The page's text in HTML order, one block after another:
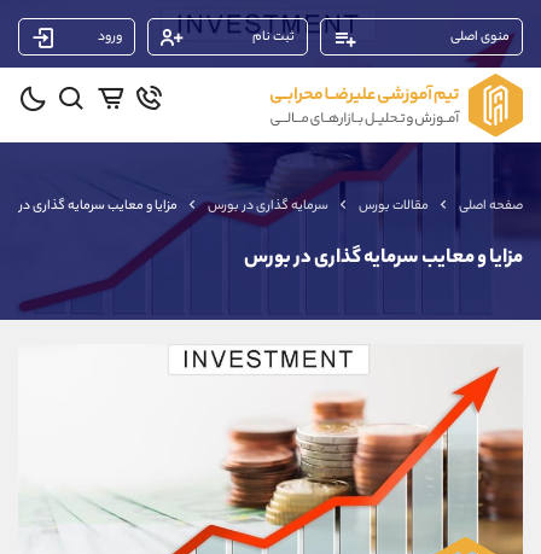
منوی اصلی ثبت نام ورود
صفحه اصلی مقالات بورس سرمایه گذاری در بورس مزایا و معایب سرمایه گذاری در
مزایا و معایب سرمایه گذاری در بورس
پشتیبان فروش (محسن یزدی)
تلگرام @Armteam_admin_103
داخلی
واتساپ
تلگرام
داخلی
پشتیبان فروش (ایمان پوراسماعیلی)
موبایل